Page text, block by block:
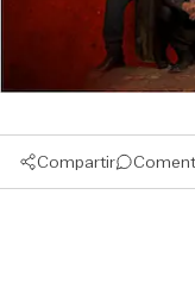
Compartir